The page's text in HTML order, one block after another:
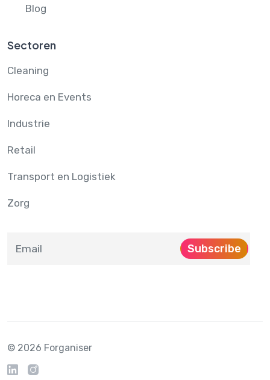
Blog
Sectoren
Cleaning
Horeca en Events
Industrie
Retail
Transport en Logistiek
Zorg
Subscribe
© 2026 Forganiser